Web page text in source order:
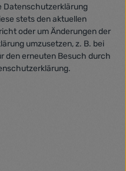
Datenschutzerklärung
stets den aktuellen
oder um Änderungen der
umzusetzen, z. B. bei
den erneuten Besuch durch